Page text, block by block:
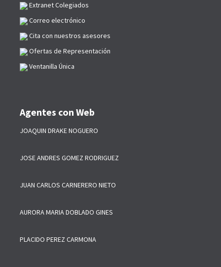
Extranet Colegiados
Correo electrónico
Cita con nuestros asesores
Ofertas de Representación
Ventanilla Única
Agentes con Web
JOAQUIN DRAKE NOGUERO
JOSE ANDRES GOMEZ RODRIGUEZ
JUAN CARLOS CARNERERO NIETO
AURORA MARIA DOBLADO GINES
PLACIDO PEREZ CARMONA